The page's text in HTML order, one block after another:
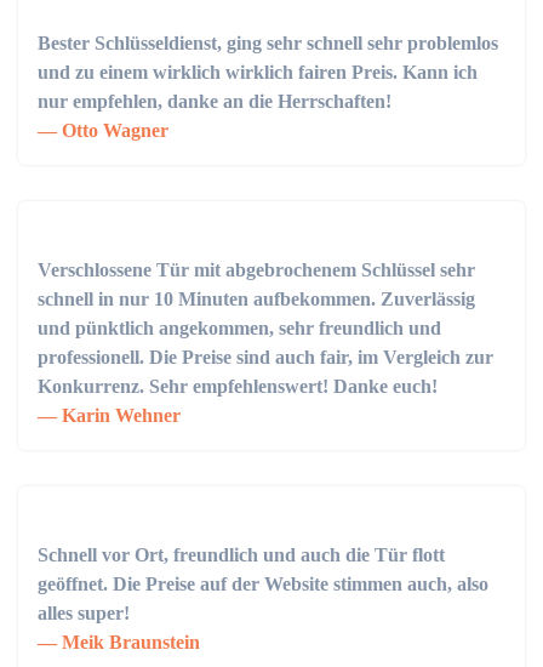
Bester Schlüsseldienst, ging sehr schnell sehr problemlos
und zu einem wirklich wirklich fairen Preis. Kann ich
nur empfehlen, danke an die Herrschaften!
Otto Wagner
Verschlossene Tür mit abgebrochenem Schlüssel sehr
schnell in nur 10 Minuten aufbekommen. Zuverlässig
und pünktlich angekommen, sehr freundlich und
professionell. Die Preise sind auch fair, im Vergleich zur
Konkurrenz. Sehr empfehlenswert! Danke euch!
Karin Wehner
Schnell vor Ort, freundlich und auch die Tür flott
geöffnet. Die Preise auf der Website stimmen auch, also
alles super!
Meik Braunstein